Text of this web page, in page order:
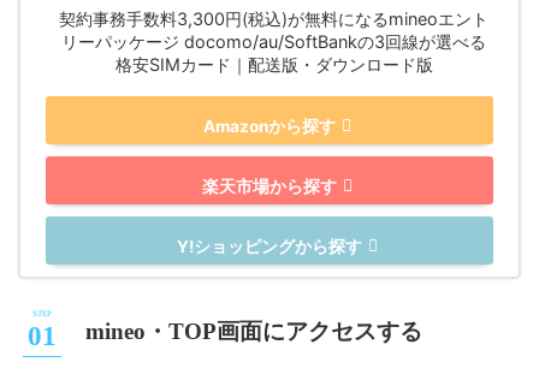
契約事務手数料3,300円(税込)が無料になるmineoエント
リーパッケージ docomo/au/SoftBankの3回線が選べる
格安SIMカード｜配送版・ダウンロード版
Amazonから探す
楽天市場から探す
Y!ショッピングから探す
mineo・TOP画面にアクセスする